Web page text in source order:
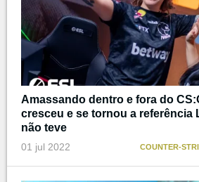
Amassando dentro e fora do
cresceu e se tornou a referência
não teve
01 jul 2022 COUNTER-